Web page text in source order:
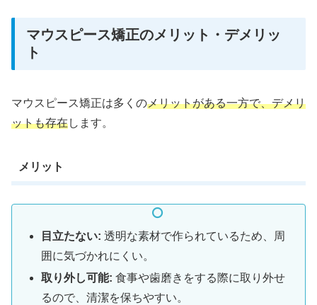
マウスピース矯正のメリット・デメリッ
ト
マウスピース矯正は多くのメリットがある一方で、デメリ
ットも存在します。
メリット
目立たない: 透明な素材で作られているため、周
囲に気づかれにくい。
取り外し可能: 食事や歯磨きをする際に取り外せ
るので、清潔を保ちやすい。